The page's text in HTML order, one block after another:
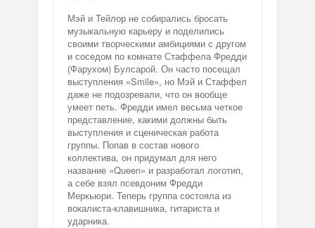
Мэй и Тейлор не собирались бросать
музыкальную карьеру и поделились
своими творческими амбициями с другом
и соседом по комнате Стаффела Фредди
(Фарухом) Булсарой. Он часто посещал
выступления «Smile», но Мэй и Стаффел
даже не подозревали, что он вообще
умеет петь. Фредди имел весьма четкое
представление, какими должны быть
выступления и сценическая работа
группы. Попав в состав нового
коллектива, он придумал для него
название «Queen» и разработал логотип,
а себе взял псевдоним Фредди
Меркьюри. Теперь группа состояла из
вокалиста-клавишника, гитариста и
ударника.